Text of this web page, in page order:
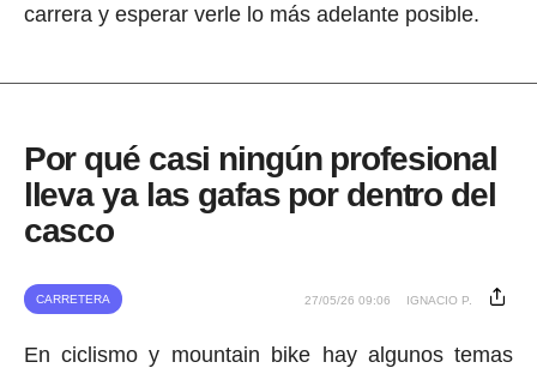
carrera y esperar verle lo más adelante posible.
Por qué casi ningún profesional
lleva ya las gafas por dentro del
casco
CARRETERA 27/05/26 09:06 IGNACIO P.
En ciclismo y mountain bike hay algunos temas